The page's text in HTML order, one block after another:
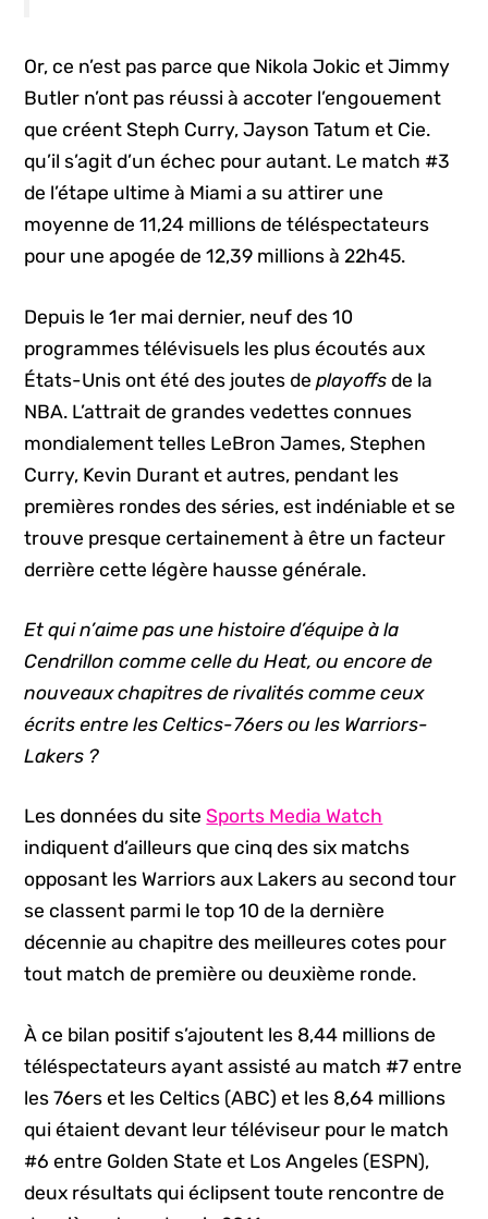
Or, ce n’est pas parce que Nikola Jokic et Jimmy
Butler n’ont pas réussi à accoter l’engouement
que créent Steph Curry, Jayson Tatum et Cie.
qu’il s’agit d’un échec pour autant. Le match #3
de l’étape ultime à Miami a su attirer une
moyenne de 11,24 millions de téléspectateurs
pour une apogée de 12,39 millions à 22h45.
Depuis le 1er mai dernier, neuf des 10
programmes télévisuels les plus écoutés aux
États-Unis ont été des joutes deplayoffs de la
NBA. L’attrait de grandes vedettes connues
mondialement telles LeBron James, Stephen
Curry, Kevin Durant et autres, pendant les
premières rondes des séries, est indéniable et se
trouve presque certainement à être un facteur
derrière cette légère hausse générale.
Et qui n’aime pas une histoire d’équipe à la
Cendrillon comme celle du Heat, ou encore de
nouveaux chapitres de rivalités comme ceux
écrits entre les Celtics-76ers ou les Warriors-
Lakers ?
Les données du siteSports Media Watch
indiquent d’ailleurs que cinq des six matchs
opposant les Warriors aux Lakers au second tour
se classent parmi le top 10 de la dernière
décennie au chapitre des meilleures cotes pour
tout match de première ou deuxième ronde.
À ce bilan positif s’ajoutent les 8,44 millions de
téléspectateurs ayant assisté au match #7 entre
les 76ers et les Celtics (ABC) et les 8,64 millions
qui étaient devant leur téléviseur pour le match
#6 entre Golden State et Los Angeles (ESPN),
deux résultats qui éclipsent toute rencontre de